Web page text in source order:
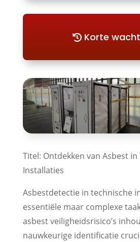
Korte
Titel: Ontdekken van Asbest in
Installaties
Asbestdetectie in technische
essentiële maar complexe
asbest veiligheidsrisico’s
nauwkeurige identificatie